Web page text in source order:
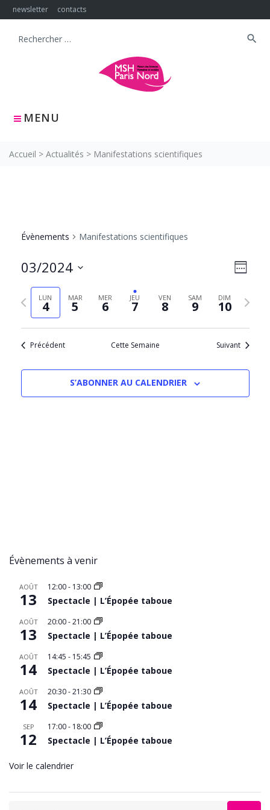
Skip
to
newsletter contacts
MENU
Search
search
Accueil > Actualités > Manifestations scientifiques
Évènements Manifestations scientifiques
PAR
de
SEMAINE
03/2024
la
date
LUN
4
MAR
5
MER
6
JEU
7
VEN
8
SAM
9
DIM
10
Semaine
précédente
Précédent Cette Semaine Suivant
S’ABONNER AU CALENDRIER
Évènements à venir
AOÛT
13
12:00- 13:00
Spectacle | L’Épopée taboue
AOÛT
13
20:00-21:00
Spectacle | L’Épopée taboue
AOÛT
14
14:45 - 15:45
Spectacle | L’Épopée taboue
AOÛT
14
20:30-21:30
Spectacle | L’Épopée taboue
SEP
12
17:00- 18:00
Spectacle | L’Épopée taboue
Voir le calendrier